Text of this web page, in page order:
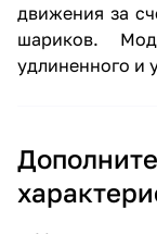
движения за
шариков.
удлиненного и